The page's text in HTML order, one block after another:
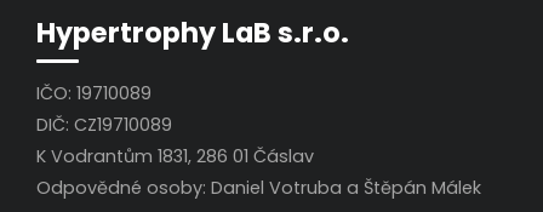
Hypertrophy LaB s.r.o.
IČO: 19710089
DIČ: CZ19710089
K Vodrantům 1831, 286 01 Čáslav
Odpovědné osoby: Daniel Votruba a Štěpán Málek